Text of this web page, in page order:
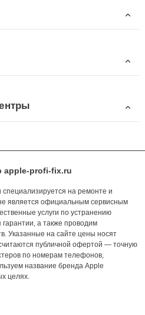
apple-profi-fix.ru
на ремонте и
является официальным сервисным
услуги по устранению
а также проводим
Указанные на сайте цены носят
публичной офертой — точную
по номерам телефонов,
название бренда Apple
целях.